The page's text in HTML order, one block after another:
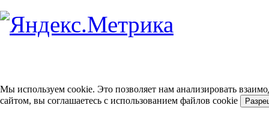
Мы используем cookie. Это позволяет нам анализировать
сайтом, вы соглашаетесь с использованием файлов cookie